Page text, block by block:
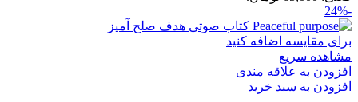
-24%
برای مقایسه اضافه کنید
مشاهده سریع
افزودن به علاقه مندی
افزودن به سبد خرید